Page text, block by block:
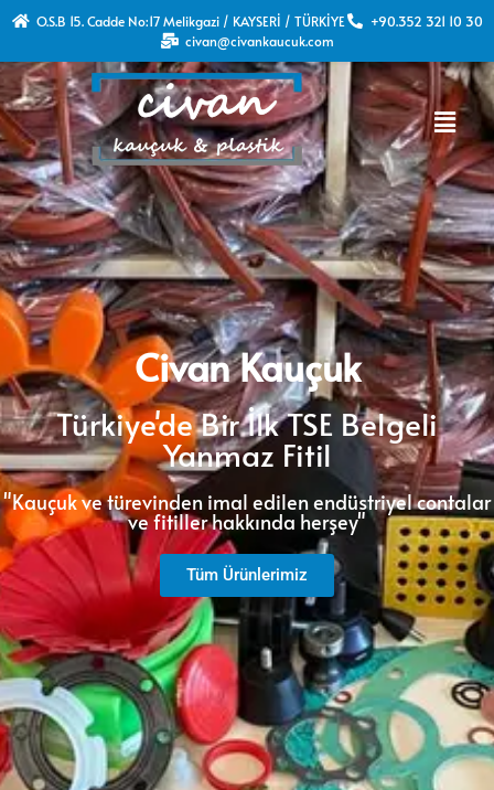
O.S.B 15. Cadde No:17 Melikgazi / KAYSERİ / TÜRKİYE
+90.352 321 10 30
civan@civankaucuk.com
Civan Kauçuk
Türkiye'de Bir İlk TSE Belgeli
Yanmaz Fitil
"Kauçuk ve türevinden imal edilen endüstriyel contalar
ve fitiller hakkında herşey"
Tüm Ürünlerimiz